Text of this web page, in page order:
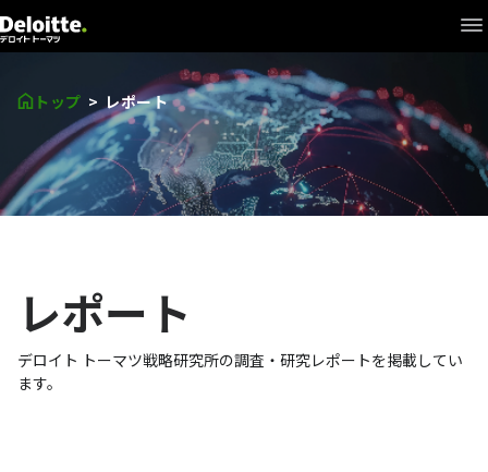
What's New
シンクタンク +
Interview
研究員
トップ レポート
レポート
デロイト トーマツ戦略研究所の調査・研究レポートを掲載してい
ます。